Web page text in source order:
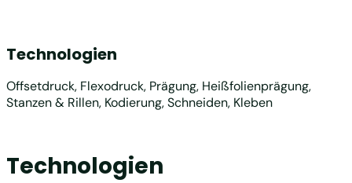
Technologien
Offsetdruck, Flexodruck, Prägung, Heißfolienprägung,
Stanzen & Rillen, Kodierung, Schneiden, Kleben
Technologien